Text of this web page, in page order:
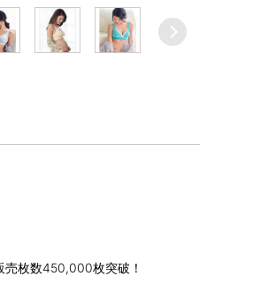
枚数450,000枚突破！